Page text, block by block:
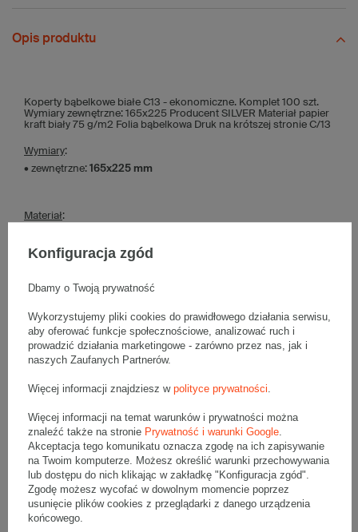
Opis produktu
Koperty bąbelkowe białe C13 - ekonomiczne. Komplet 100 szt.
Wymiary zewnętrzne: 165x225 Producent SILVER Materiał papier
kraft biały 75 g/m2 Folia bąbelkowa Druk na krótszej stronie C/13
Wymiary:
• zewnętrzne: 165x225 mm
Materiał:
• folia bąbelkowa LDPE - podwójna warstwa
• kolor: Biały
Dodatkowe:
• producent:SILVER
Opinie (0)
Pytania do produktu
Konfiguracja zgód
Dbamy o Twoją prywatność
Wykorzystujemy pliki cookies do prawidłowego działania serwisu,
aby oferować funkcje społecznościowe, analizować ruch i
prowadzić działania marketingowe - zarówno przez nas, jak i
naszych Zaufanych Partnerów.
Więcej informacji znajdziesz w polityce prywatności
Więcej informacji na temat warunków i prywatności można
znaleźć także na stronie Prywatność i warunki Google
Akceptacja tego komunikatu oznacza zgodę na ich zapisywanie
na Twoim komputerze. Możesz określić warunki przechowywania
lub dostępu do nich klikając w zakładkę "Konfiguracja zgód".
Zgodę możesz wycofać w dowolnym momencie poprzez
usunięcie plików cookies z przeglądarki z danego urządzenia
końcowego.